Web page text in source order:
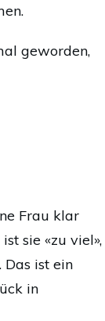
geworden,
Frau klar
sie «zu viel»,
Das ist ein
in